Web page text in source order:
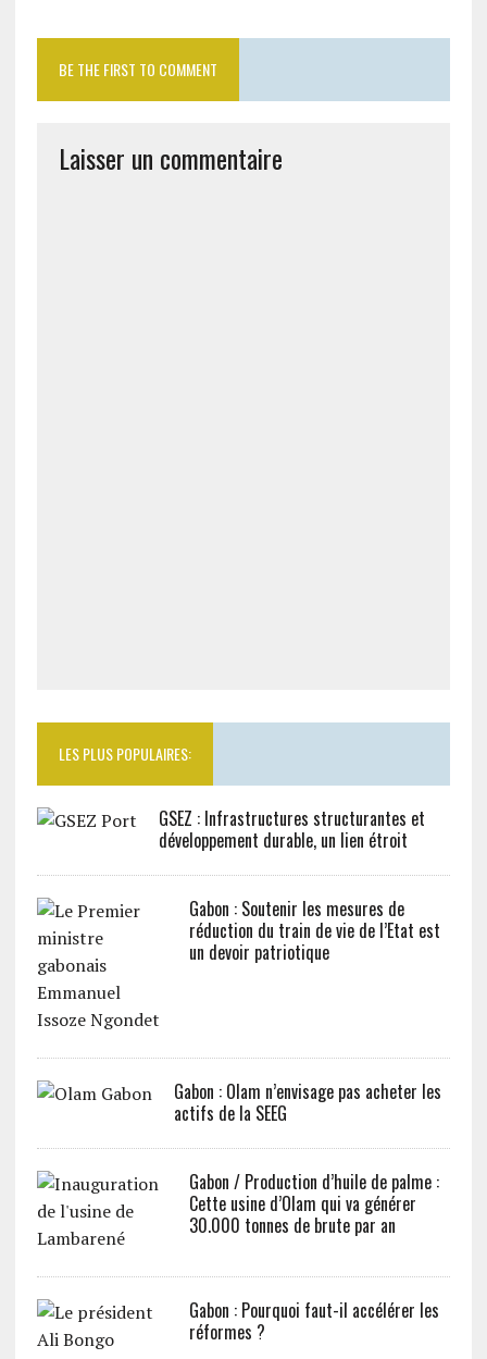
BE THE FIRST TO COMMENT
Laisser un commentaire
LES PLUS POPULAIRES:
GSEZ : Infrastructures structurantes et
développement durable, un lien étroit
Gabon : Soutenir les mesures de
réduction du train de vie de l’Etat est
un devoir patriotique
Gabon : Olam n’envisage pas acheter les
actifs de la SEEG
Gabon / Production d’huile de palme :
Cette usine d’Olam qui va générer
30.000 tonnes de brute par an
Gabon : Pourquoi faut-il accélérer les
réformes ?